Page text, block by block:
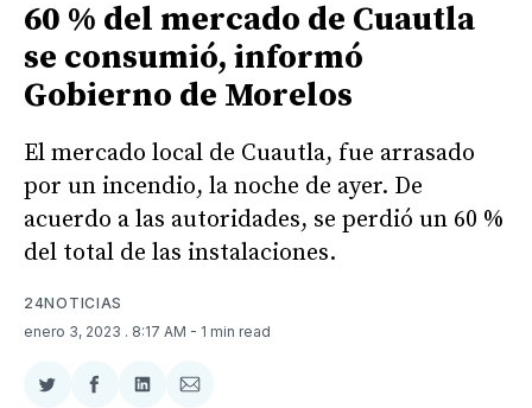
60 % del mercado de Cuautla
se consumió, informó
Gobierno de Morelos
El mercado local de Cuautla, fue arrasado
por un incendio, la noche de ayer. De
acuerdo a las autoridades, se perdió un 60 %
del total de las instalaciones.
24NOTICIAS
enero 3, 2023 . 8:17 AM - 1 min read
CompartirCompartir
CompartirCompartir